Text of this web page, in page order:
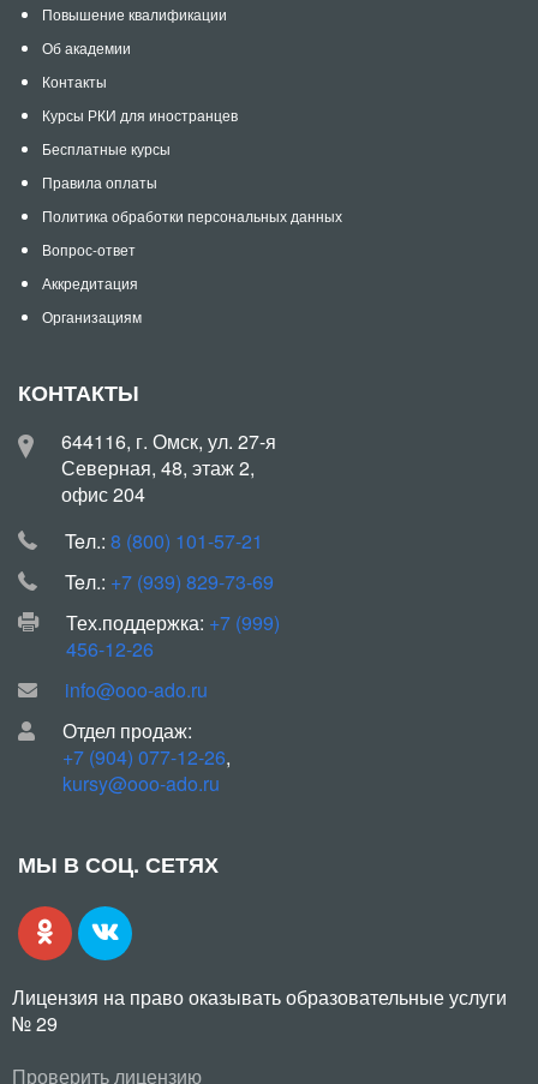
Повышение квалификации
Об академии
Контакты
Курсы РКИ для иностранцев
Бесплатные курсы
Правила оплаты
Политика обработки персональных данных
Вопрос-ответ
Аккредитация
Организациям
КОНТАКТЫ
644116, г. Омск, ул. 27-я
Северная, 48, этаж 2,
офис 204
Teл.: 8 (800) 101-57-21
Teл.: +7 (939) 829-73-69
Тех.поддержка: +7 (999)
456-12-26
info@ooo-ado.ru
Отдел продаж:
+7 (904) 077-12-26,
kursy@ooo-ado.ru
МЫ В СОЦ. СЕТЯХ
Лицензия на право оказывать образовательные услуги
№ 29
Проверить лицензию